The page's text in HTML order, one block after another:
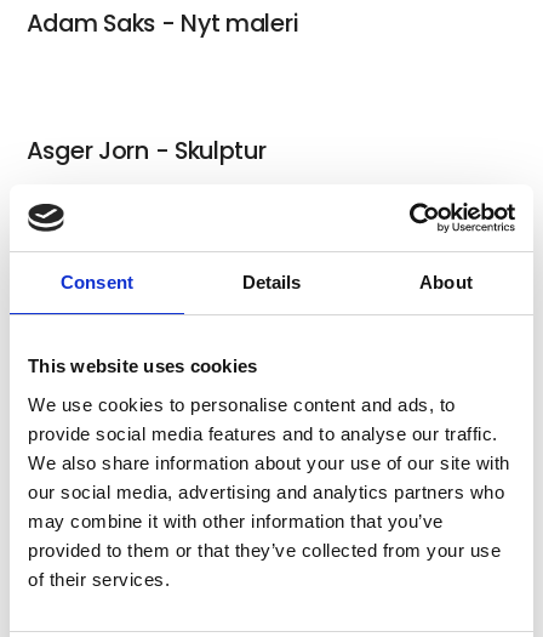
Consent Details About
This website uses cookies
We use cookies to personalise content and ads, to
provide social media features and to analyse our traffic.
We also share information about your use of our site with
our social media, advertising and analytics partners who
may combine it with other information that you’ve
provided to them or that they’ve collected from your use
of their services.
Adam Saks - Nyt maleri
Asger Jorn - Skulptur
Adam Saks - Ny keramik
Asger Jorn - Skulptur